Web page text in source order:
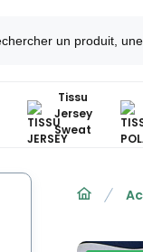
Tissu
Jersey
Sweat